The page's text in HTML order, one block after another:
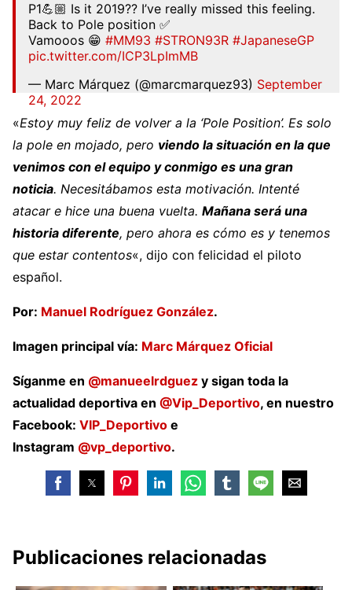
P1💪🏼 Is it 2019?? I’ve really missed this feeling.
Back to Pole position ✅
Vamooos 😁 #MM93 #STRON93R #JapaneseGP
pic.twitter.com/ICP3LpImMB
— Marc Márquez (@marcmarquez93) September
24, 2022
«Estoy muy feliz de volver a la ‘Pole Position’. Es solo
la pole en mojado, pero viendo la situación en la que
venimos con el equipo y conmigo es una gran
noticia. Necesitábamos esta motivación. Intenté
atacar e hice una buena vuelta. Mañana será una
historia diferente, pero ahora es cómo es y tenemos
que estar contentos«, dijo con felicidad el piloto
español.
Por: Manuel Rodríguez González.
Imagen principal vía: Marc Márquez Oficial
Síganme en @manueelrdguez y sigan toda la
actualidad deportiva en @Vip_Deportivo, en nuestro
Facebook: VIP_Deportivo e
Instagram @vp_deportivo.
Publicaciones relacionadas